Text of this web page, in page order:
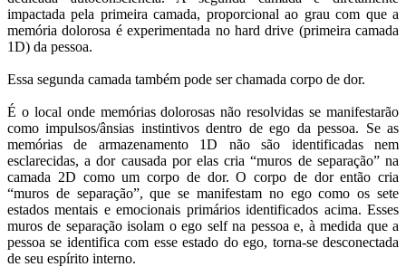
impactada pela primeira camada, proporcional ao grau com que a
memória dolorosa é experimentada no hard drive (primeira camada
1D) da pessoa.
Essa segunda camada também pode ser chamada corpo de dor.
É o local onde memórias dolorosas não resolvidas se manifestarão
como impulsos/ânsias instintivos dentro de ego da pessoa. Se as
memórias de armazenamento 1D não são identificadas nem
esclarecidas, a dor causada por elas cria “muros de separação” na
camada 2D como um corpo de dor. O corpo de dor então cria
“muros de separação”, que se manifestam no ego como os sete
estados mentais e emocionais primários identificados acima. Esses
muros de separação isolam o ego self na pessoa e, à medida que a
pessoa se identifica com esse estado do ego, torna-se desconectada
de seu espírito interno.